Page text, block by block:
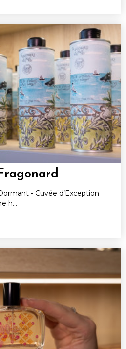
- Cuvée d’Exception
h...